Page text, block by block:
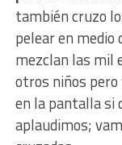
también cruzo
pelear en medio
mezclan las mil
otros niños pero
en la pantalla si
aplaudimos;